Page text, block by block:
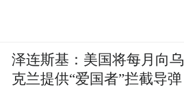
泽连斯基：美国将每月向乌
克兰提供“爱国者”拦截导弹